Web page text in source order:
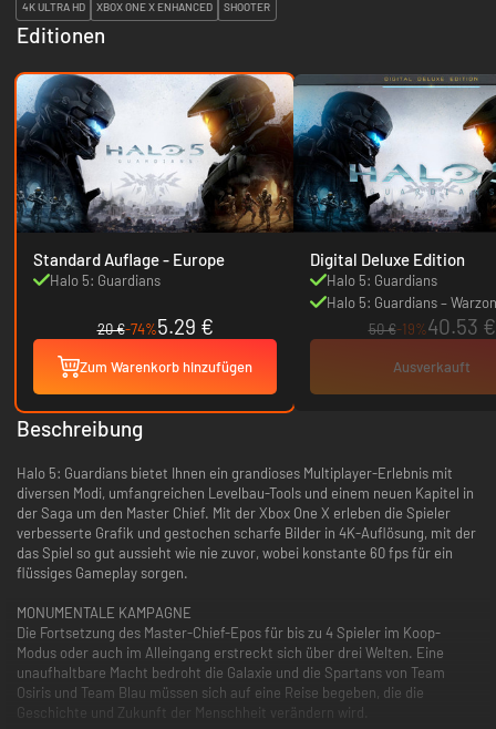
4K ULTRA HD XBOX ONE X ENHANCED SHOOTER
Editionen
Standard Auflage - Europe
Halo 5: Guardians
20 €-74%5.29 €
Zum Warenkorb hinzufügen
Digital Deluxe Edition
Halo 5: Guardians
Halo 5: Guardians –
50 €-19%40.53 €
Ausverkauft
Beschreibung
Halo 5: Guardians bietet Ihnen ein grandioses Multiplayer-Erlebnis mit
diversen Modi, umfangreichen Levelbau-Tools und einem neuen Kapitel in
der Saga um den Master Chief. Mit der Xbox One X erleben die Spieler
verbesserte Grafik und gestochen scharfe Bilder in 4K-Auflösung, mit der
das Spiel so gut aussieht wie nie zuvor, wobei konstante 60 fps für ein
flüssiges Gameplay sorgen.
MONUMENTALE KAMPAGNE
Die Fortsetzung des Master-Chief-Epos für bis zu 4 Spieler im Koop-
Modus oder auch im Alleingang erstreckt sich über drei Welten. Eine
unaufhaltbare Macht bedroht die Galaxie und die Spartans von Team
Osiris und Team Blau müssen sich auf eine Reise begeben, die die
Geschichte und Zukunft der Menschheit verändern wird.